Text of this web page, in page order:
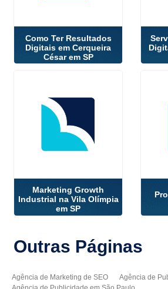
Como Ter Resultados
Digitais em Cerqueira
César em SP
Marketing Growth
Industrial na Vila Olímpia
em SP
Outras Páginas
Agência de Marketing de SEO
Agência de